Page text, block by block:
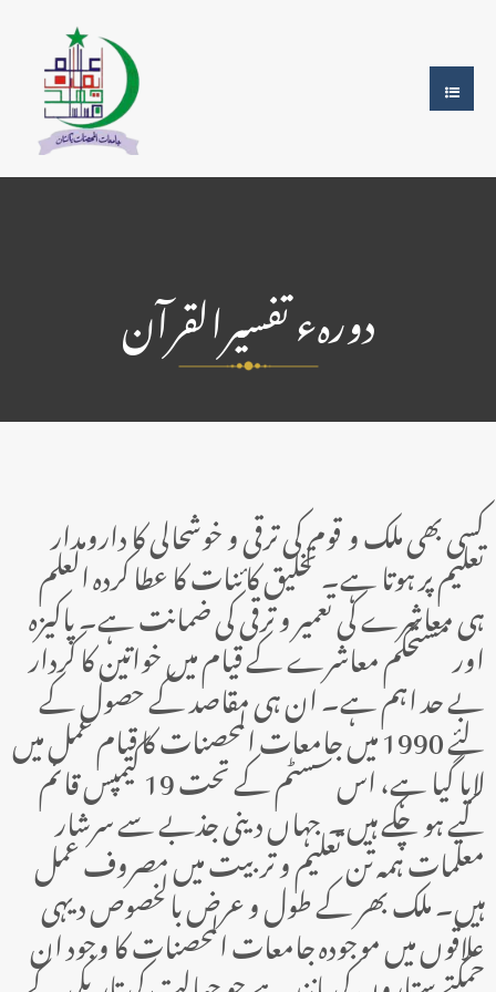
دورہء تفسیرالقرآن
کسی بھی ملک و قوم کی ترقی و خوشحالی کا دارومدار
تعلیم پر ہوتا ہے۔ تخلیق کائنات کا عطا کردہ العلم
ہی معاشرے کی تعمیر و ترقی کی ضمانت ہے۔ پاکیزہ
اور مستحکم معاشرے کے قیام میں خواتین کا کردار
بے حد اہم ہے۔ ان ہی مقاصد کے حصول کے
لئے 1990 میں جامعات المحصنات کا قیام عمل میں
لایا گیا ہے، اس سسٹم کے تحت 19 کیمپس قائم
کیے ہو چکے ہیں۔ جہاں دینی جذبے سے سرشار
معلمات ہمہ تن تعلیم و تربیت میں مصروف عمل
ہیں۔ ملک بھر کے طول و عرض بالخصوص دیہی
علاقوں میں موجودہ جامعات المحصنات کا وجود ان